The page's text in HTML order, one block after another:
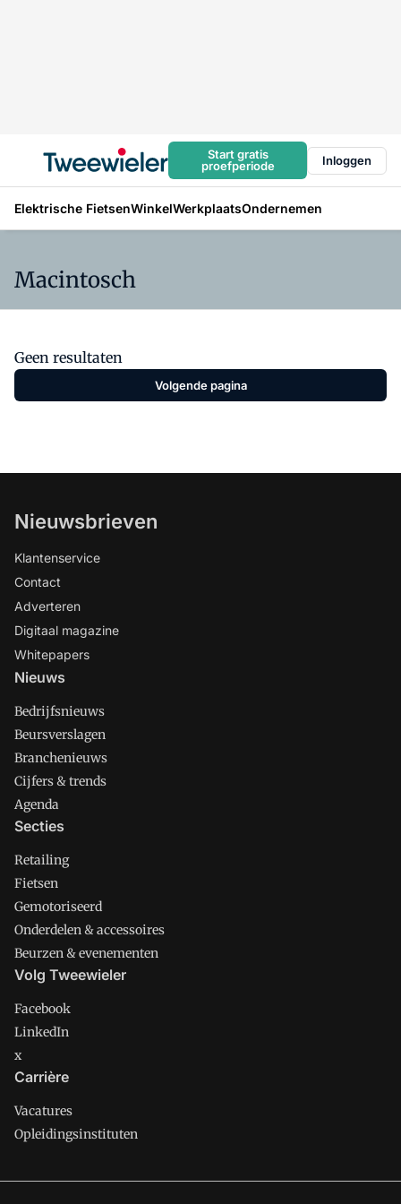
Start gratis
proefperiode
Inloggen
Elektrische FietsenWinkelWerkplaatsOndernemen
Macintosch
Geen resultaten
Volgende pagina
Nieuwsbrieven
Klantenservice
Contact
Adverteren
Digitaal magazine
Whitepapers
Nieuws
Bedrijfsnieuws
Beursverslagen
Branchenieuws
Cijfers & trends
Agenda
Secties
Retailing
Fietsen
Gemotoriseerd
Onderdelen & accessoires
Beurzen & evenementen
Volg Tweewieler
Facebook
LinkedIn
x
Carrière
Vacatures
Opleidingsinstituten